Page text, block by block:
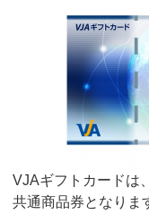
VJAギフトカードは
共通商品券となりま